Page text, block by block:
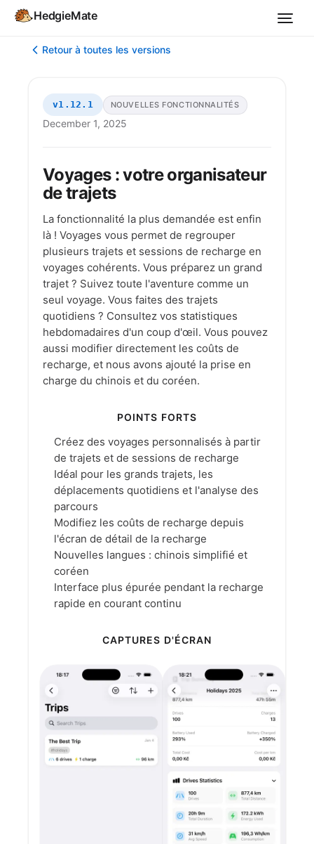
HedgieMate
Retour à toutes les versions
v1.12.1 NOUVELLES FONCTIONNALITÉS
December 1, 2025
Voyages : votre organisateur
de trajets
La fonctionnalité la plus demandée est enfin
là ! Voyages vous permet de regrouper
plusieurs trajets et sessions de recharge en
voyages cohérents. Vous préparez un grand
trajet ? Suivez toute l'aventure comme un
seul voyage. Vous faites des trajets
quotidiens ? Consultez vos statistiques
hebdomadaires d'un coup d'œil. Vous pouvez
aussi modifier directement les coûts de
recharge, et nous avons ajouté la prise en
charge du chinois et du coréen.
POINTS FORTS
Créez des voyages personnalisés à partir
de trajets et de sessions de recharge
Idéal pour les grands trajets, les
déplacements quotidiens et l'analyse des
parcours
Modifiez les coûts de recharge depuis
l'écran de détail de la recharge
Nouvelles langues : chinois simplifié et
coréen
Interface plus épurée pendant la recharge
rapide en courant continu
CAPTURES D'ÉCRAN